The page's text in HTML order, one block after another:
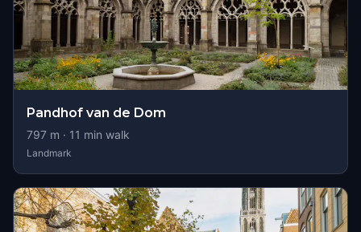
Pandhof van de Dom
797 m · 11 min walk
Landmark